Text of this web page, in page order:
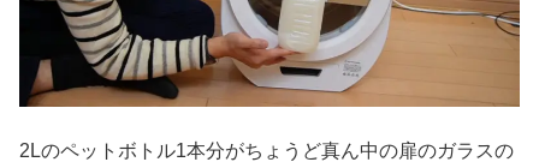
2Lのペットボトル1本分がちょうど真ん中の扉のガラスの